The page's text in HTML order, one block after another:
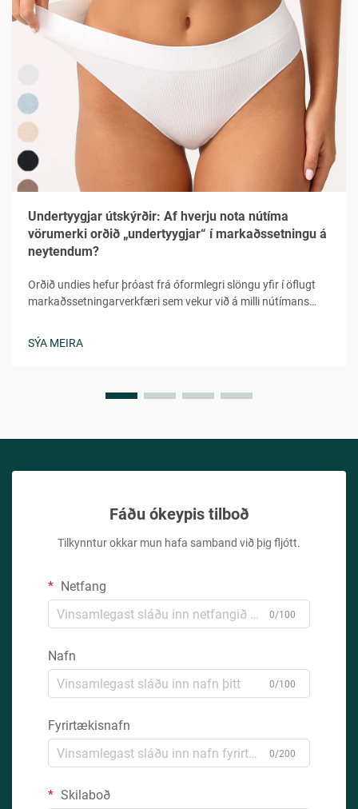
Undertyygjar útskýrðir: Af hverju nota nútíma
vörumerki orðið „undertyygjar“ í markaðssetningu á
neytendum?
Orðið undies hefur þróast frá óformlegri slöngu yfir í öflugt
markaðssetningarverkfæri sem vekur við á milli nútímans
persónulega orð veitir tilfinninguna fyrir hversdagsleit,
SÝA MEIRA
Fáðu ókeypis tilboð
Tilkynntur okkar mun hafa samband við þig fljótt.
Netfang
0/100
Nafn
0/100
Fyrirtækisnafn
0/200
Skilaboð